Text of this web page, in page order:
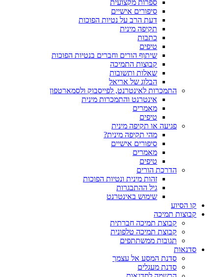
ספרות מקצועית
סיפורים אישיים
דעת הרב על נטיות הפוכות
תקיפה מינית
כתבות
טיפים
שיתוף הורים וחברים בנטיות הפוכות
קבוצות התמיכה
שאלות ותשובות
הבלוג של אריאל
התמכרות לאינטרנט, לפייסבוק ולסמארטפון
אינטרנט והתמכרות מינית
מאמרים
טיפים
פגיעה או תקיפה מינית
מהי תקיפה מינית?
סיפורים אישיים
מאמרים
טיפים
הדרכת הורים
זהות מינית ונטיות הפוכות
גיל ההתבגרות
שימוש באינטרנט
קו הסיוע
קבוצות תמיכה
קבוצת תמיכה חברתית
קבוצת תמיכה טלפונית
תגובות ממשתתפים
סדנאות
סדנת המסע אל עצמך
סדנת מעגלים